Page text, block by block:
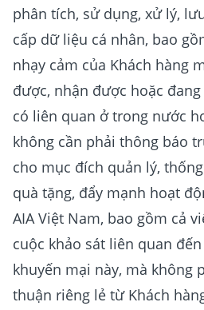
phân tích, sử dụng, xử lý,
cấp dữ liệu cá nhân, bao
nhạy cảm của Khách hàng
được, nhận được hoặc
có liên quan ở trong nước
không cần phải thông báo
cho mục đích quản lý,
quà tặng, đẩy mạnh hoạt
AIA Việt Nam, bao gồm cả
cuộc khảo sát liên quan
khuyến mại này, mà không
thuận riêng lẻ từ Khách